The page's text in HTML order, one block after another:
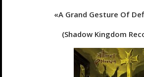
«A Grand Gesture Of
(Shadow Kingdom